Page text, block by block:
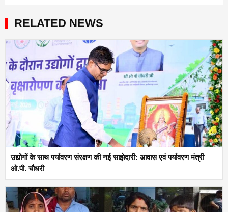
RELATED NEWS
उद्योगों के साथ पर्यावरण संरक्षण की नई साझेदारी: आवास एवं पर्यावरण मंत्री
ओ.पी. चौधरी